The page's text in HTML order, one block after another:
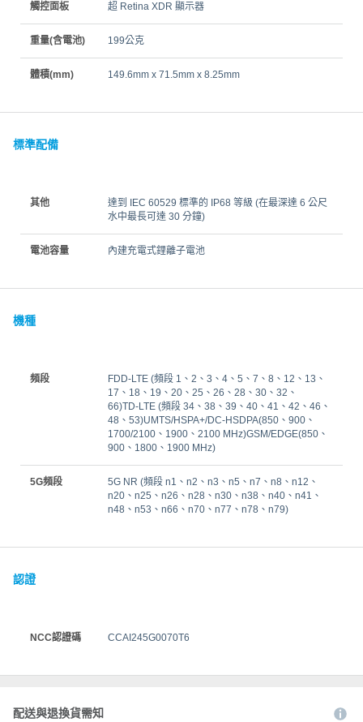
觸控面板 超 Retina XDR 顯示器
重量(含電池) 199公克
體積(mm) 149.6mm x 71.5mm x 8.25mm
標準配備
其他
達到 IEC 60529 標準的 IP68 等級 (在最深達 6 公尺
水中最長可達 30 分鐘)
電池容量 內建充電式鋰離子電池
機種
頻段
FDD‑LTE (頻段 1、2、3、4、5、7、8、12、13、
17、18、19、20、25、26、28、30、32、
66)TD‑LTE (頻段 34、38、39、40、41、42、46、
48、53)UMTS/HSPA+/DC-HSDPA(850、900、
1700/2100、1900、2100 MHz)GSM/EDGE(850、
900、1800、1900 MHz)
5G頻段
5G NR (頻段 n1、n2、n3、n5、n7、n8、n12、
n20、n25、n26、n28、n30、n38、n40、n41、
n48、n53、n66、n70、n77、n78、n79)
認證
NCC認證碼 CCAI245G0070T6
配送與退換貨需知